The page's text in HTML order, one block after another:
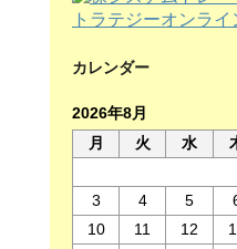
カレンダー
2026年8月
月
火 水
3
4 5
10
11 12